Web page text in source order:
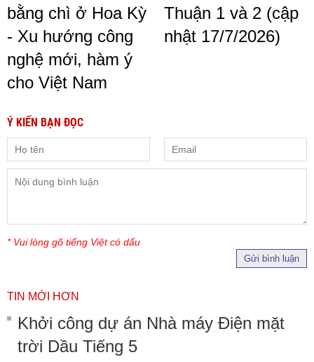
bằng chì ở Hoa Kỳ
- Xu hướng công
nghệ mới, hàm ý
cho Việt Nam
Thuận 1 và 2 (cập
nhật 17/7/2026)
Ý KIẾN BẠN ĐỌC
* Vui lòng gõ tiếng Việt có dấu
Gửi bình luận
TIN MỚI HƠN
Khởi công dự án Nhà máy Điện mặt
trời Dầu Tiếng 5